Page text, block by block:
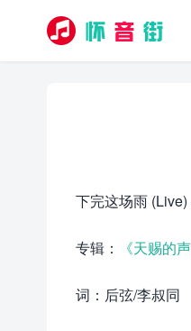
下完这场雨
专辑： 《天赐的
词：后弦/李叔同